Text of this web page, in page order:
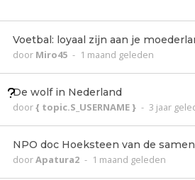
Voetbal: loyaal zijn aan je
door Miro45 - 1 maand geleden
De wolf in Nederland
door{ topic.S_USERNAME } - 3 jaar
NPO doc Hoeksteen van de
doorApatura2 - 1 maand geleden